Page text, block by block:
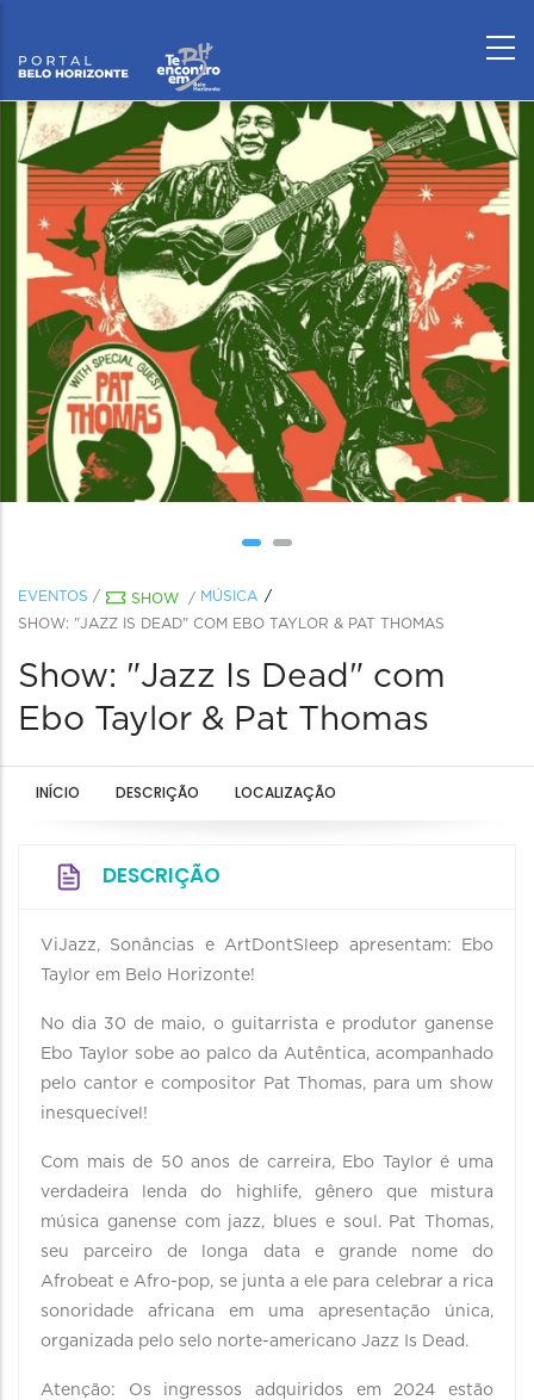
EVENTOS / SHOW / MÚSICA
SHOW: "JAZZ IS DEAD" COM EBO TAYLOR & PAT THOMAS
Show: "Jazz Is Dead" com
Ebo Taylor & Pat Thomas
INÍCIO DESCRIÇÃO LOCALIZAÇÃO
DESCRIÇÃO
ViJazz, Sonâncias e ArtDontSleep apresentam: Ebo
Taylor em Belo Horizonte!
No dia 30 de maio, o guitarrista e produtor ganense
Ebo Taylor sobe ao palco da Autêntica, acompanhado
pelo cantor e compositor Pat Thomas, para um show
inesquecível!
Com mais de 50 anos de carreira, Ebo Taylor é uma
verdadeira lenda do highlife, gênero que mistura
música ganense com jazz, blues e soul. Pat Thomas,
seu parceiro de longa data e grande nome do
Afrobeat e Afro-pop, se junta a ele para celebrar a rica
sonoridade africana em uma apresentação única,
organizada pelo selo norte-americano Jazz Is Dead.
Atenção: Os ingressos adquiridos em 2024 estão